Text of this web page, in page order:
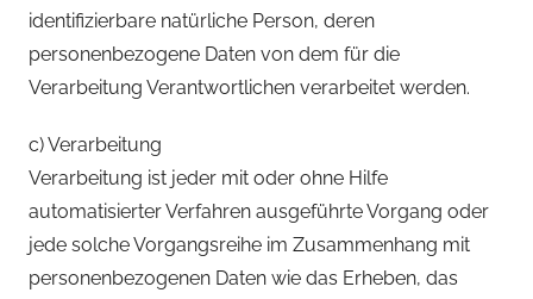
identifizierbare natürliche Person, deren
personenbezogene Daten von dem für die
Verarbeitung Verantwortlichen verarbeitet werden.
c) Verarbeitung
Verarbeitung ist jeder mit oder ohne Hilfe
automatisierter Verfahren ausgeführte Vorgang oder
jede solche Vorgangsreihe im Zusammenhang mit
personenbezogenen Daten wie das Erheben, das